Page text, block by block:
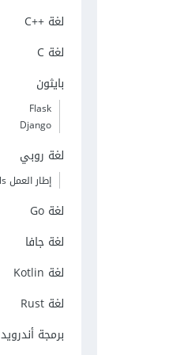
لغة C++‎
لغة C
بايثون
Flask
Django
لغة روبي
إطار العمل Ruby on Rails
لغة Go
لغة جافا
لغة Kotlin
لغة Rust
برمجة أندرويد